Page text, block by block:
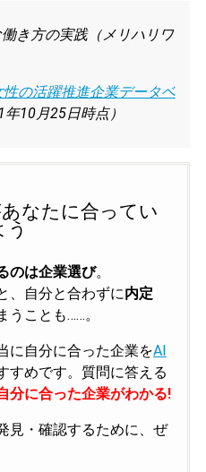
き方の実践（メリハリワ
の活躍推進企業データベ
10月25日時点）
なたに合ってい
のは企業選び。
、自分と合わずに内定
うことも……。
に自分に合った企業をAI
すめです。質問に答える
分に合った企業がわかる!
見・確認するために、ぜ